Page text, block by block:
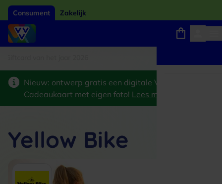
Consument Zakelijk
Nieuw: ontwerp gratis een digitale VVV
Cadeaukaart met eigen foto! Lees meer
Yellow Bike